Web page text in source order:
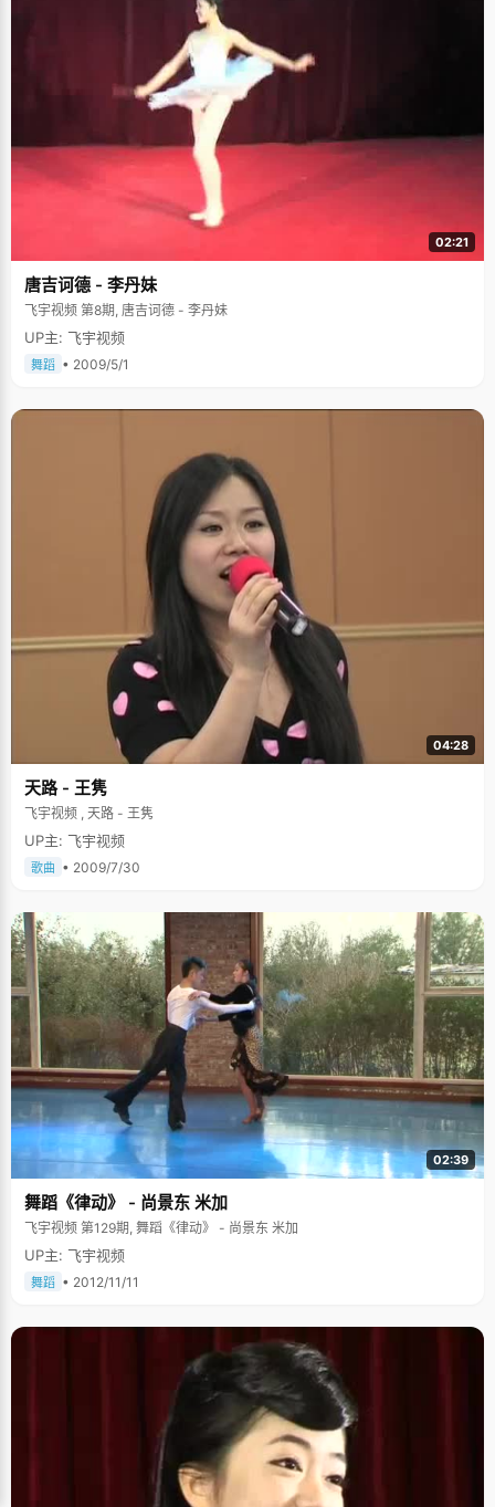
对，连场苦战厮杀，血流成河，尸横遍野，正当王中王。遥想二中当年，四
海归顺矣，雄姿引发，勃然而兴，至如今，须靠嫣等学子，怎可选择，必破
众强敌，遇神杀神，遇佛杀佛，不负母校重托。"罗老师的诗幽默风趣，让黄
嫣的情绪稍微轻松了一些。 不自信让黄嫣对自己的要求更多了，既没有采取
自暴自弃的态度，也没有停止去尝试着进步和改变，而是更积极的面对和争
取，"老感觉不自信，所以就老想着多努力一点，多学一点"，黄嫣说，"每次
都进步一点点就很开心了。"谦虚而又自然。 历史老师的话成了现实，黄嫣捧
回了状元的桂冠，尽管刚考完的那天她悲观的哭了好几个小时。如今当了状
元，黄嫣依然是不自信的，尤其到了北大，她有些怯怯的说，"北大精英太多
了，我想得更加努力才不会落下太多吧"。 在细节上下功夫 如果你拿一本历
史课本，翻到某一页给黄嫣出题，她会将页面上的大概内容准确无误的告诉
你，包括页脚的小注释。曾经一个讨教经验的小师妹不可思议的说："这么细
又偏的内容，都要记下来呀？"黄嫣严肃的回答："你不能保证高考就不考这
些生僻题目的时候，她总能得分。 "记笔记确实很重要"，黄嫣的另外一个秘
笈就是记笔记，"以前都把笔记记在课本上，高三开始才用专门的本子，这一
记笔才发现，原来记笔记有那么多的好处，不但可以将老师的重点难点归纳
出来，一边思考一边加入自己的体会和心得，会让学习内容更深刻，效率更
高"。尝到甜头后的黄嫣将以前所有记在课本上的笔记都认真的整理到专门的
笔记本上，"有笔记会比较安心，也便于复习。" 会学又会玩，是忠实
扮，爱逛街，喜欢上网听歌，聊天，擅长各种舞蹈的学习和表演，在学校的
春活力的学生们一样，热衷于对偶像的热爱。她是忠实的周笔畅歌迷，因为
活动积极，表现出色，被提拔为"笔"迷粉丝团的骨干，在决赛前期，组织大
家上街去拉票。"追李宇春的票数追得很辛苦，我每天都在家上网投票，关注
比赛情况，"黄嫣说着就笑开了，"有一天因为网络不通畅，我在家闹脾气，
哭鼻子，"为此，黄嫣还跟劝说自己的爸爸闹了回别扭。 黄嫣的高中生活过得
生机盎然，充实而又丰富。来到大学这个更加宽阔的大舞台，黄嫣有了很多
的期望和计划，希望她在人生的第二条跑道上仍能一路稳步前行。
02:21
唐吉诃德 - 李丹妹
飞宇视频 第8期, 唐吉诃德 - 李丹妹
UP主: 飞宇视频
舞蹈 • 2009/5/1
04:28
天路 - 王隽
飞宇视频 , 天路 - 王隽
UP主: 飞宇视频
歌曲 • 2009/7/30
02:39
舞蹈《律动》 - 尚景东 米加
飞宇视频 第129期, 舞蹈《律动》 - 尚景东 米加
UP主: 飞宇视频
舞蹈 • 2012/11/11